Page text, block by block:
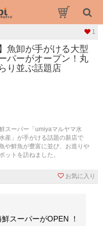
1
魚卸が手がける大型
パーがオープン！丸
り並ぶ話題店
スーパー「umiyaマルヤマ水
産」が手がける話題の新店で
や鮮魚が豊富に並び、お造りや
ットを訪ねました。
お気に入り
スーパーがOPEN ！